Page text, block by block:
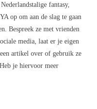
fantasy,
op om aan de slag te gaan
Bespreek ze met vrienden
media, laat er je eigen
artikel over of gebruik ze
je hiervoor meer